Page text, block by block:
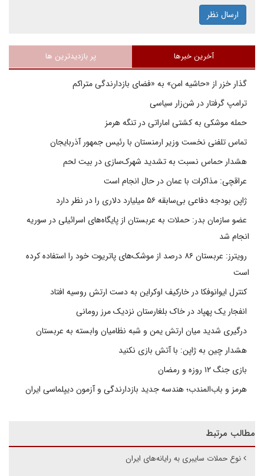
ارسال نظر
آخرین خبرها پر بازدیدترین ها
گذار خزر از «حاشیه امن» به «فضای بازدارندگی متراکم
ترامپ گرفتار در شن‌زار سیاسی
حمله موشکی به کشتی اماراتی در تنگه هرمز
تماس تلفنی نخست وزیر ارمنستان با رئیس جمهور آذربایجان
هشدار حماس نسبت به تشدید شهرک‌سازی در بیت‌ لحم
عراقچی: مذاکرات با عمان در حال انجام است
ژاپن بودجه دفاعی بی‌سابقه ۵۶ میلیارد دلاری را در نظر دارد
عضو سازمان بدر: حملات به عربستان از پایگاه‌های اسرائیلی در سوریه
انجام شد
رویترز: عربستان ۸۶ درصد از موشک‌های پاتریوت خود را استفاده کرده
است
کنترل ایوانوفکا در خارکیف اوکراین به دست ارتش روسیه افتاد
انفجار یک پهپاد در خاک بلغارستان نزدیک مرز رومانی
درگیری شدید میان ارتش یمن و شبه نظامیان وابسته به عربستان
هشدار چین به ژاپن: با آتش بازی نکنید
بازی جنگ ۱۲ روزه و رمضان
هرمز و باب‌المندب؛ هندسه جدید بازدارندگی و آزمون دیپلماسی ایران
مطالب مرتبط
نوع حملات سایبری به رایانه‌های ایران